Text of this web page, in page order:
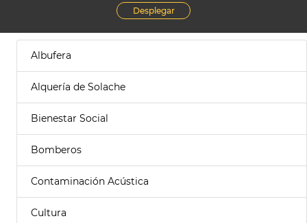
Desplegar
Albufera
Alquería de Solache
Bienestar Social
Bomberos
Contaminación Acústica
Cultura